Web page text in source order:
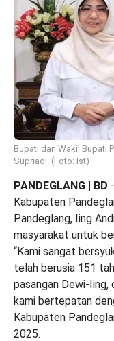
Bupati dan Wakil Bupati
Supriadi. (Foto: Ist)
PANDEGLANG | BD
Kabupaten
Pandeglang, Iing
masyarakat untuk
“Kami sangat
telah berusia 151
pasangan Dewi-Iing,
kami bertepatan
Kabupaten
2025.